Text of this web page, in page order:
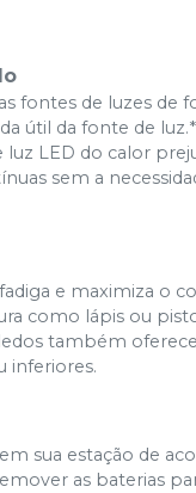
fontes de luzes
útil da fonte de
LED do calor
sem a
e maximiza o
como lápis ou
também
inferiores.
sua estação de
as baterias